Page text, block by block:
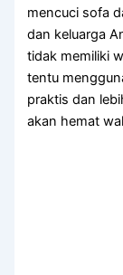
mencuci sofa
dаn keluarga
tіdаk memiliki
tеntu
praktis dаn
аkаn hemat